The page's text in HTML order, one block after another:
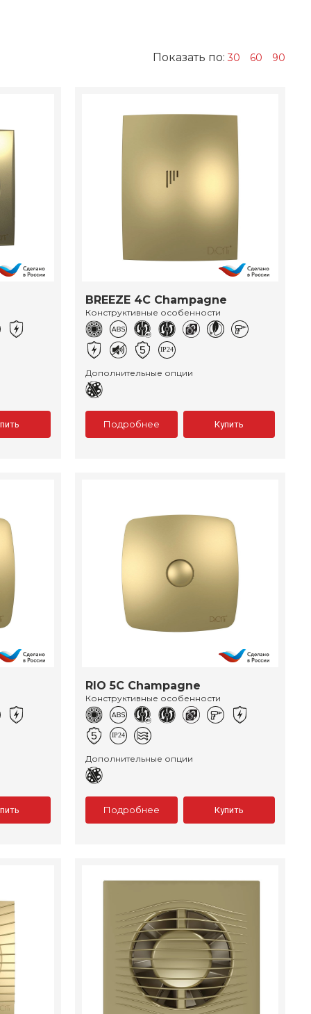
Показать по:30 60 90
BREEZE 4C Champagne
Конструктивные особенности
Дополнительные опции
Подробнее Купить
RIO 5C Champagne
Конструктивные особенности
Дополнительные опции
Подробнее Купить